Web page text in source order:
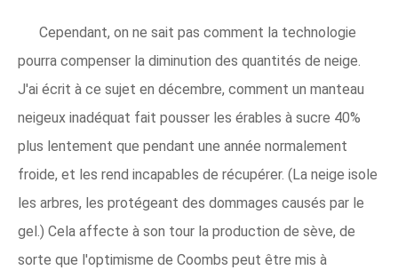
Cependant, on ne sait pas comment la technologie
pourra compenser la diminution des quantités de neige.
J'ai écrit à ce sujet en décembre, comment un manteau
neigeux inadéquat fait pousser les érables à sucre 40%
plus lentement que pendant une année normalement
froide, et les rend incapables de récupérer. (La neige isole
les arbres, les protégeant des dommages causés par le
gel.) Cela affecte à son tour la production de sève, de
sorte que l'optimisme de Coombs peut être mis à